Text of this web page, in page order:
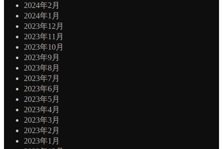
2024年2月
2024年1月
2023年12月
2023年11月
2023年10月
2023年9月
2023年8月
2023年7月
2023年6月
2023年5月
2023年4月
2023年3月
2023年2月
2023年1月